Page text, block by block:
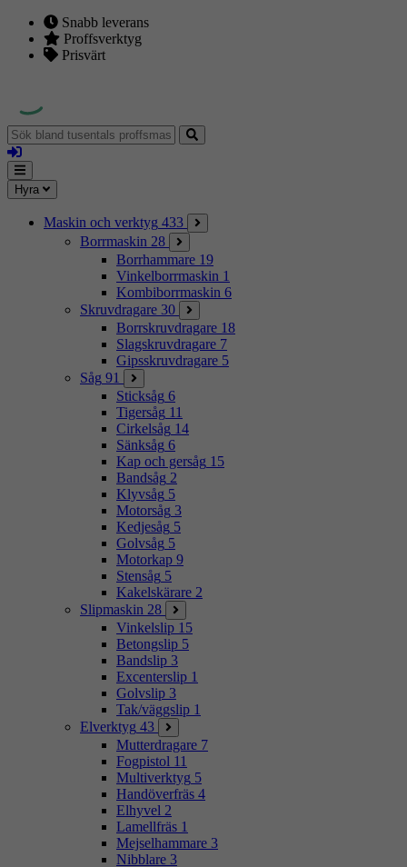
Snabb leverans
Proffsverktyg
Prisvärt
Sök
bland
tusentals
proffsmaskiner
Logga
in
Mina
sidor
Meny
Hyra
Maskin och verktyg 433
Borrmaskin 28
Borrhammare 19
Vinkelborrmaskin 1
Kombiborrmaskin 6
Skruvdragare 30
Borrskruvdragare 18
Slagskruvdragare 7
Gipsskruvdragare 5
Såg 91
Sticksåg 6
Tigersåg 11
Cirkelsåg 14
Sänksåg 6
Kap och gersåg 15
Bandsåg 2
Klyvsåg 5
Motorsåg 3
Kedjesåg 5
Golvsåg 5
Motorkap 9
Stensåg 5
Kakelskärare 2
Slipmaskin 28
Vinkelslip 15
Betongslip 5
Bandslip 3
Excenterslip 1
Golvslip 3
Tak/väggslip 1
Elverktyg 43
Mutterdragare 7
Fogpistol 11
Multiverktyg 5
Handöverfräs 4
Elhyvel 2
Lamellfräs 1
Mejselhammare 3
Nibblare 3